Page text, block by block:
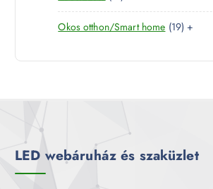
k
e
r
é
7
t
r
Okos otthon/Smart home 191
t
+
LED webáruház és szaküzlet